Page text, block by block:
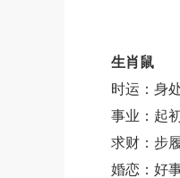
生肖鼠
时运：身
事业：起初
求财：步履
婚恋：好事